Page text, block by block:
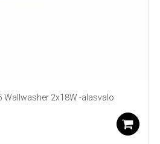
Wallwasher 2x18W -alasvalo